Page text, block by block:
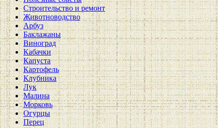
Строительство и ремонт
Животноводство
Арбуз
Баклажаны
Виноград
Кабачки
Капуста
Картофель
Клубника
Лук
Малина
Морковь
Огурцы
Перец